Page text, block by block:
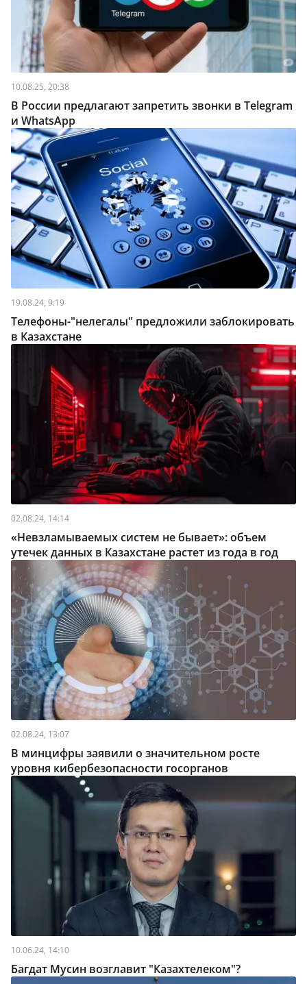
10.08.25, 20:38
В России предлагают запретить звонки в Telegram
и WhatsApp
19.08.24, 9:19
Телефоны-"нелегалы" предложили заблокировать
в Казахстане
02.08.24, 14:14
«Невзламываемых систем не бывает»: объем
утечек данных в Казахстане растет из года в год
02.08.24, 13:07
В минцифры заявили о значительном росте
уровня кибербезопасности госорганов
10.06.24, 14:10
Багдат Мусин возглавит "Казахтелеком"?